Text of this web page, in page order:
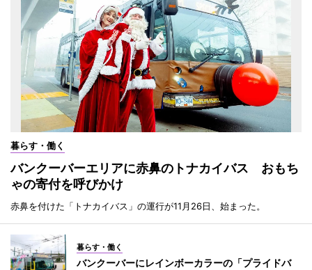
暮らす・働く
バンクーバーエリアに赤鼻のトナカイバス おもち
ゃの寄付を呼びかけ
赤鼻を付けた「トナカイバス」の運行が11月26日、始まった。
暮らす・働く
バンクーバーにレインボーカラーの「プライドバ